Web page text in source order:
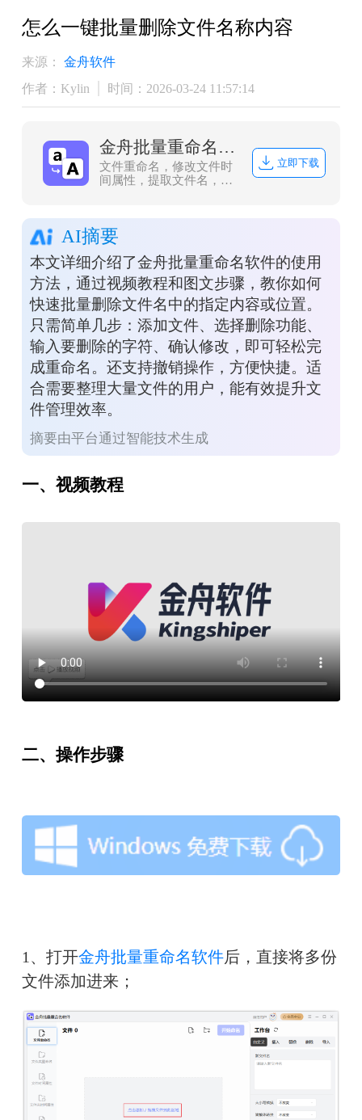
怎么一键批量删除文件名称内容
来源：
金舟软件
作者：Kylin
时间：2026-03-24 11:57:14
金舟批量重命名软件
文件重命名，修改文件时
间属性，提取文件名，创
立即下载
AI摘要
本文详细介绍了金舟批量重命名软件的使用
方法，通过视频教程和图文步骤，教你如何
快速批量删除文件名中的指定内容或位置。
只需简单几步：添加文件、选择删除功能、
输入要删除的字符、确认修改，即可轻松完
成重命名。还支持撤销操作，方便快捷。适
合需要整理大量文件的用户，能有效提升文
件管理效率。
摘要由平台通过智能技术生成
一、视频教程
二、操作步骤
1、打开金舟批量重命名软件后，直接将多份
文件添加进来；